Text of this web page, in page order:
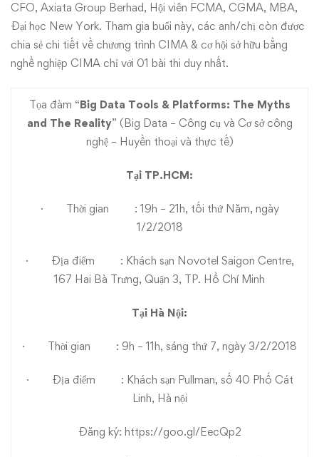
CFO, Axiata Group Berhad, Hội viên FCMA, CGMA, MBA,
Đại học New York. Tham gia buổi này, các anh/chị còn được
chia sẻ chi tiết về chương trình CIMA & cơ hội sở hữu bằng
nghề nghiệp CIMA chỉ với 01 bài thi duy nhất.
Tọa đàm “Big Data Tools & Platforms: The Myths
and The Reality” (Big Data – Công cụ và Cơ sở công
nghệ – Huyền thoại và thực tế)
Tại TP.HCM:
· Thời gian : 19h – 21h, tối thứ Năm, ngày
1/2/2018
· Địa điểm : Khách sạn Novotel Saigon Centre,
167 Hai Bà Trưng, Quận 3, TP. Hồ Chí Minh
Tại Hà Nội:
· Thời gian : 9h – 11h, sáng thứ 7, ngày 3/2/2018
· Địa điểm : Khách sạn Pullman, số 40 Phố Cát
Linh, Hà nội
Đăng ký: https://goo.gl/EecQp2